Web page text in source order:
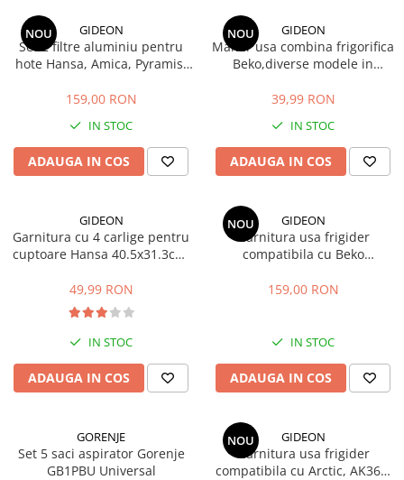
Accesorii Electrocasnice Mici
Filtre Purificatoare Aer
Accesorii Piese Aer Conditionat
NOU GIDEON
Set 2 filtre aluminiu pentru
hote Hansa, Amica, Pyramis,
mobila, 47.7x20.4 cm si
159,00 RON
IN STOC
ADAUGA IN COS
NOU GIDEON
Maner usa combina frigorifica
Beko,diverse modele in
22.5 cm
39,99 RON
IN STOC
ADAUGA IN COS
GIDEON
Garnitura cu 4 carlige pentru
cuptoare Hansa 40.5x31.3cm,
FCC, BOE, 1092, 1093,
8066308, 8065348
49,99 RON
IN STOC
ADAUGA IN COS
NOU GIDEON
Garnitura usa frigider
compatibila cu Beko
DBK386WD, DBK3862WD,
159,00 RON
IN STOC
ADAUGA IN COS
GORENJE
Set 5 saci aspirator Gorenje
GB1PBU Universal
NOU GIDEON
Garnitura usa frigider
compatibila cu Arctic, AK366,